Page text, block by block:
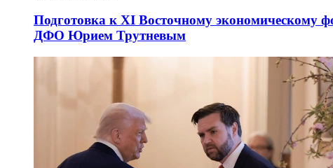
Подготовка к XI Восточному экономическому
ДФО Юрием Трутневым